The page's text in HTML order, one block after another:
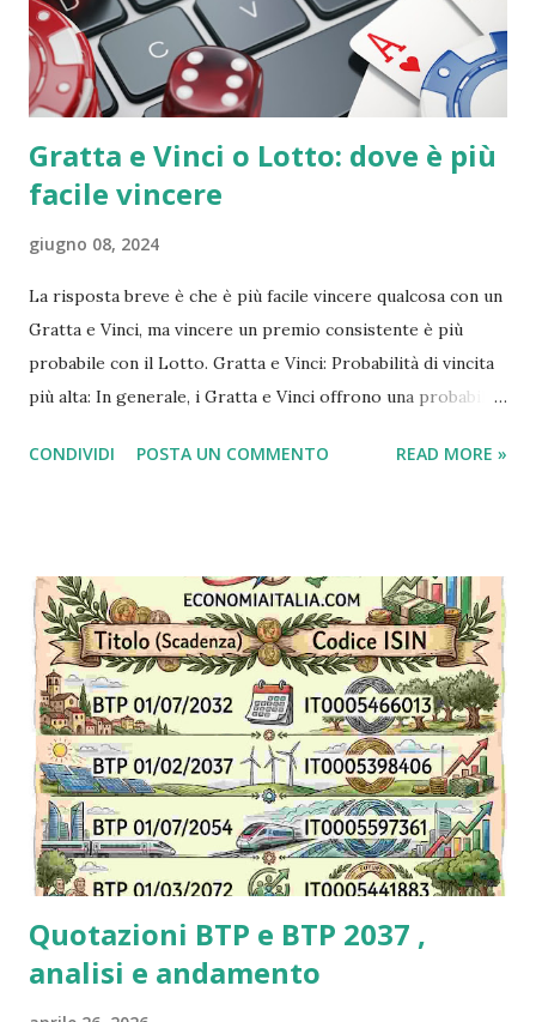
precedentemente destinate a sanità e istruzione sono state
dirottate per calmierare le bollette ed evitare rivolte
popo...
Gratta e Vinci o Lotto: dove è più
facile vincere
giugno 08, 2024
La risposta breve è che è più facile vincere qualcosa con un
Gratta e Vinci, ma vincere un premio consistente è più
probabile con il Lotto. Gratta e Vinci: Probabilità di vincita
più alta: In generale, i Gratta e Vinci offrono una probabilità
arrivano ad avere 1 biglietto vincente su 3. Premi più
probabilità di vincita di ogni Gratta e Vinci sono indicate sul
retro del biglietto o sul sito web di Lottomatica. Lotto:
Probabilità di vincita più bassa: Le probabilità di vincere al
Lotto sono molto più basse rispetto ai Gratta e Vinci.
Premi più alti: In compenso, i premi del Lotto possono
essere molto più sostanziosi, arrivando a milioni di euro.
Conclusione: Se cerchi la soddisfazione immediata di
vincere qualcosa, anche se di piccolo valore, i Gr...
CONDIVIDI POSTA UN COMMENTO READ MORE »
Quotazioni BTP e BTP 2037 ,
analisi e andamento